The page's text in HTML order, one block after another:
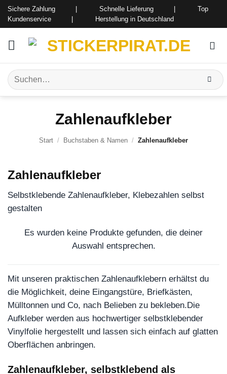
Zum
Inhalt
Sichere Zahlung | Schnelle Lieferung | Top
Kundenservice | Herstellung in Deutschland
Suchen
nach:
Zahlenaufkleber
Start / Buchstaben & Namen / Zahlenaufkleber
Zahlenaufkleber
Selbstklebende Zahlenaufkleber, Klebezahlen selbst
gestalten
Es wurden keine Produkte gefunden, die deiner
Auswahl entsprechen.
Mit unseren praktischen Zahlenaufklebern erhältst du
die Möglichkeit, deine Eingangstüre, Briefkästen,
Mülltonnen und Co, nach Belieben zu bekleben.Die
Aufkleber werden aus hochwertiger selbstklebender
Vinylfolie hergestellt und lassen sich einfach auf glatten
Oberflächen anbringen.
Zahlenaufkleber, selbstklebend als